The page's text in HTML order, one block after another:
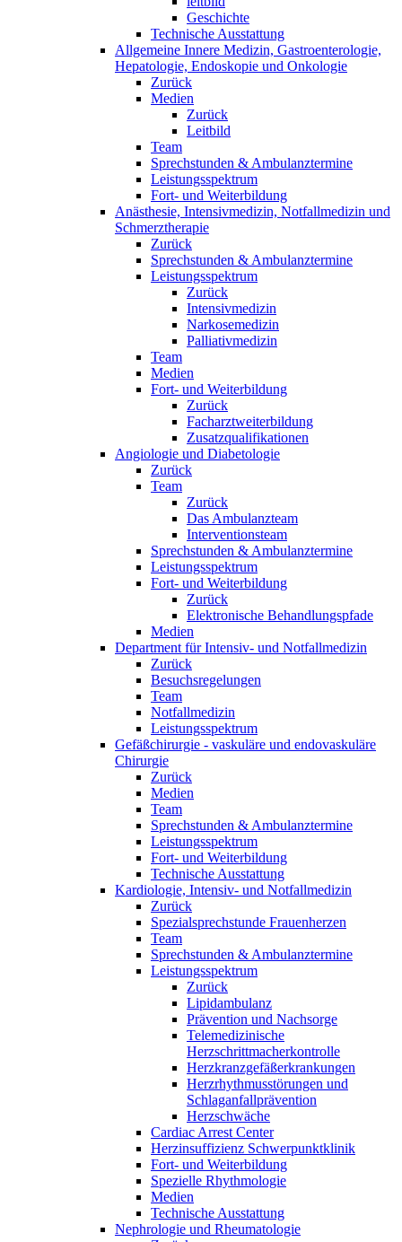
Geschichte
Technische Ausstattung
Allgemeine Innere Medizin, Gastroenterologie,
Hepatologie, Endoskopie und Onkologie
Zurück
Medien
Zurück
Leitbild
Team
Sprechstunden & Ambulanztermine
Leistungsspektrum
Fort- und Weiterbildung
Anästhesie, Intensivmedizin, Notfallmedizin und
Schmerztherapie
Zurück
Sprechstunden & Ambulanztermine
Leistungsspektrum
Zurück
Intensivmedizin
Narkosemedizin
Palliativmedizin
Team
Medien
Fort- und Weiterbildung
Zurück
Facharztweiterbildung
Zusatzqualifikationen
Angiologie und Diabetologie
Zurück
Team
Zurück
Das Ambulanzteam
Interventionsteam
Sprechstunden & Ambulanztermine
Leistungsspektrum
Fort- und Weiterbildung
Zurück
Elektronische Behandlungspfade
Medien
Department für Intensiv- und Notfallmedizin
Zurück
Besuchsregelungen
Team
Notfallmedizin
Leistungsspektrum
Gefäßchirurgie - vaskuläre und endovaskuläre
Chirurgie
Zurück
Medien
Team
Sprechstunden & Ambulanztermine
Leistungsspektrum
Fort- und Weiterbildung
Technische Ausstattung
Kardiologie, Intensiv- und Notfallmedizin
Zurück
Spezialsprechstunde Frauenherzen
Team
Sprechstunden & Ambulanztermine
Leistungsspektrum
Zurück
Lipidambulanz
Prävention und Nachsorge
Telemedizinische
Herzschrittmacherkontrolle
Herzkranzgefäßerkrankungen
Herzrhythmusstörungen und
Schlaganfallprävention
Herzschwäche
Cardiac Arrest Center
Herzinsuffizienz Schwerpunktklinik
Fort- und Weiterbildung
Spezielle Rhythmologie
Medien
Technische Ausstattung
Nephrologie und Rheumatologie